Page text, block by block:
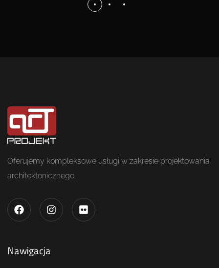
Oferujemy kompleksowe usługi w zakresie projektowania
architektonicznego.
Nawigacja